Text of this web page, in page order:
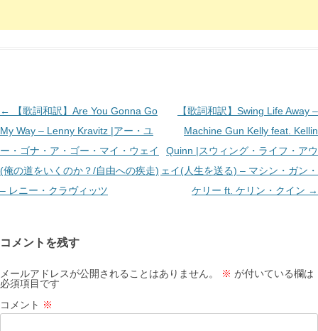
投
稿
ナ
ビ
ゲ
ョ
ン
←
【歌詞和訳】Are You Gonna Go
My Way – Lenny Kravitz |アー・ユ
ー・ゴナ・ア・ゴー・マイ・ウェイ
(俺の道をいくのか？/自由への疾走)
– レニー・クラヴィッツ
【歌詞和訳】Swing Life Away –
Machine Gun Kelly feat. Kellin
Quinn |スウィング・ライフ・アウ
ェイ(人生を送る) – マシン・ガン・
ケリー ft. ケリン・クイン →
コメントを残す
メールアドレスが公開されることはありません。 ※ が付いている欄は
必須項目です
コメント ※